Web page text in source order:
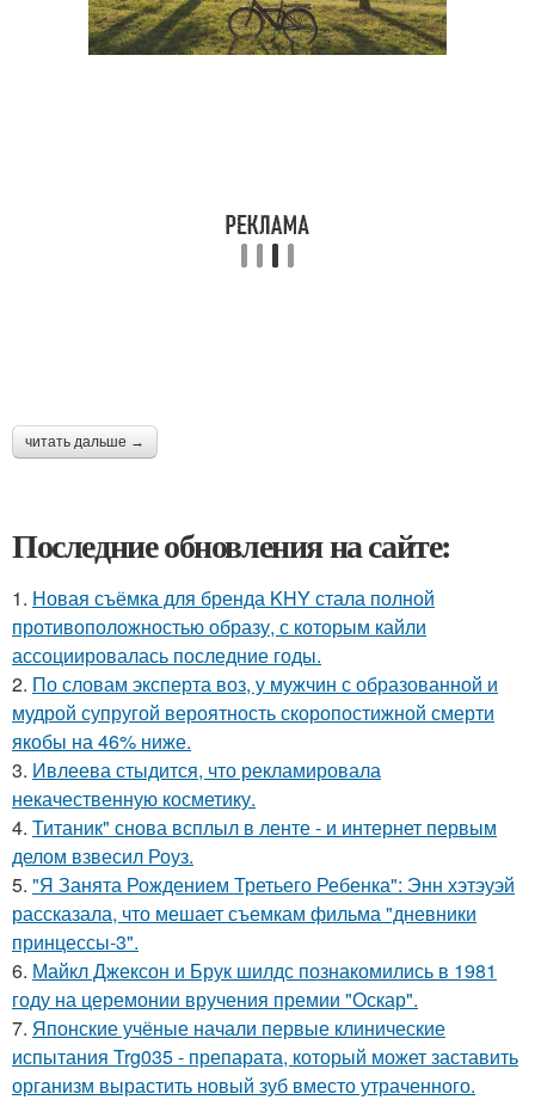
читать дальше →
Последние обновления на сайте:
1. Новая съёмка для бренда KHY стала полной
противоположностью образу, с которым кайли
ассоциировалась последние годы.
2. По словам эксперта воз, у мужчин с образованной и
мудрой супругой вероятность скоропостижной смерти
якобы на 46% ниже.
3. Ивлеева стыдится, что рекламировала
некачественную косметику.
4. Титаник" снова всплыл в ленте - и интернет первым
делом взвесил Роуз.
5. "Я Занята Рождением Третьего Ребенка": Энн хэтэуэй
рассказала, что мешает съемкам фильма "дневники
принцессы-3".
6. Майкл Джексон и Брук шилдс познакомились в 1981
году на церемонии вручения премии "Оскар".
7. Японские учёные начали первые клинические
испытания Trg035 - препарата, который может заставить
организм вырастить новый зуб вместо утраченного.